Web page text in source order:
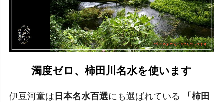
濁度ゼロ、柿田川名水を使います
伊豆河童は 日本名水百選にも選ばれている 「柿田